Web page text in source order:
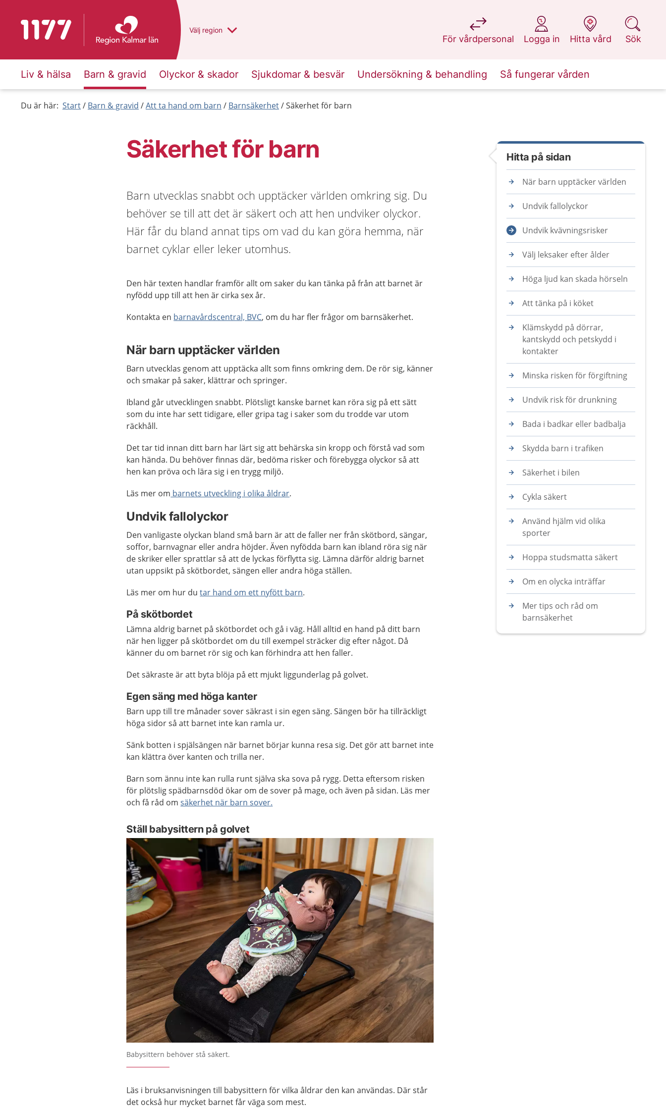
Till startsidan för 1177 Du har valt region
Välj en annan
region
För vårdpersonal
på 1177.se
Logga in
på 1177.se
Hitta vård
på 1177.se
Sök
på 1177.se
Liv & hälsa Barn & gravid Olyckor & skador Sjukdomar & besvär Undersökning & behandling Så fungerar vården
Du är här: Start Barn & gravid Att ta hand om barn Barnsäkerhet Säkerhet för barn
Säkerhet för barn
Barn utvecklas snabbt och upptäcker världen omkring sig. Du
behöver se till att det är säkert och att hen undviker olyckor.
Här får du bland annat tips om vad du kan göra hemma, när
barnet cyklar eller leker utomhus.
Den här texten handlar framför allt om saker du kan tänka på från att barnet är
nyfödd upp till att hen är cirka sex år.
Kontakta en barnavårdscentral, BVC, om du har fler frågor om barnsäkerhet.
När barn upptäcker världen
Barn utvecklas genom att upptäcka allt som finns omkring dem. De rör sig, känner
och smakar på saker, klättrar och springer.
Ibland går utvecklingen snabbt. Plötsligt kanske barnet kan röra sig på ett sätt
som du inte har sett tidigare, eller gripa tag i saker som du trodde var utom
räckhåll.
Det tar tid innan ditt barn har lärt sig att behärska sin kropp och förstå vad som
kan hända. Du behöver finnas där, bedöma risker och förebygga olyckor så att
hen kan pröva och lära sig i en trygg miljö.
Läs mer om barnets utveckling i olika åldrar.
Undvik fallolyckor
Den vanligaste olyckan bland små barn är att de faller ner från skötbord, sängar,
soffor, barnvagnar eller andra höjder. Även nyfödda barn kan ibland röra sig när
de skriker eller sprattlar så att de lyckas förflytta sig. Lämna därför aldrig barnet
utan uppsikt på skötbordet, sängen eller andra höga ställen.
Läs mer om hur dutar hand om ett nyfött barn.
På skötbordet
Lämna aldrig barnet på skötbordet och gå i väg. Håll alltid en hand på ditt barn
när hen ligger på skötbordet om du till exempel sträcker dig efter något. Då
känner du om barnet rör sig och kan förhindra att hen faller.
Det säkraste är att byta blöja på ett mjukt liggunderlag på golvet.
Egen säng med höga kanter
Barn upp till tre månader sover säkrast i sin egen säng. Sängen bör ha tillräckligt
höga sidor så att barnet inte kan ramla ur.
Sänk botten i spjälsängen när barnet börjar kunna resa sig. Det gör att barnet inte
kan klättra över kanten och trilla ner.
Barn som ännu inte kan rulla runt själva ska sova på rygg. Detta eftersom risken
för plötslig spädbarnsdöd ökar om de sover på mage, och även på sidan. Läs mer
och få råd omsäkerhet när barn sover.
Ställ babysittern på golvet
Babysittern behöver stå säkert.
Läs i bruksanvisningen till babysittern för vilka åldrar den kan användas. Där står
det också hur mycket barnet får väga som mest.
Hitta på sidan
När barn upptäcker världen
Undvik fallolyckor
Undvik kvävningsrisker
Välj leksaker efter ålder
Höga ljud kan skada hörseln
Att tänka på i köket
Klämskydd på dörrar,
kantskydd och petskydd i
kontakter
Minska risken för förgiftning
Undvik risk för drunkning
Bada i badkar eller badbalja
Skydda barn i trafiken
Säkerhet i bilen
Cykla säkert
Använd hjälm vid olika
sporter
Hoppa studsmatta säkert
Om en olycka inträffar
Mer tips och råd om
barnsäkerhet